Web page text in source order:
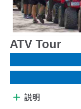
ATV Tour
説明